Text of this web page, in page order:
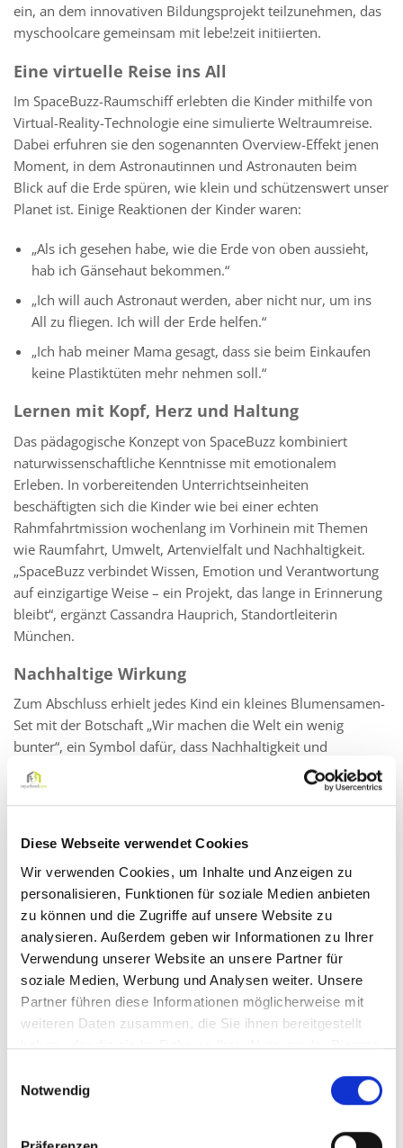
Diese Webseite verwendet Cookies
Wir verwenden Cookies, um Inhalte und Anzeigen zu
personalisieren, Funktionen für soziale Medien anbieten
zu können und die Zugriffe auf unsere Website zu
analysieren. Außerdem geben wir Informationen zu Ihrer
Verwendung unserer Website an unsere Partner für
soziale Medien, Werbung und Analysen weiter. Unsere
Partner führen diese Informationen möglicherweise mit
weiteren Daten zusammen, die Sie ihnen bereitgestellt
haben oder die sie im Rahmen Ihrer Nutzung der Dienste
Notwendig
ein, an dem innovativen Bildungsprojekt teilzunehmen, das
myschoolcare gemeinsam mit lebe!zeit initiierten.
Eine virtuelle Reise ins All
Im SpaceBuzz-Raumschiff erlebten die Kinder mithilfe von
Virtual-Reality-Technologie eine simulierte Weltraumreise.
Dabei erfuhren sie den sogenannten Overview-Effekt jenen
Moment, in dem Astronautinnen und Astronauten beim
Blick auf die Erde spüren, wie klein und schützenswert unser
Planet ist. Einige Reaktionen der Kinder waren:
„Als ich gesehen habe, wie die Erde von oben aussieht,
hab ich Gänsehaut bekommen.“
„Ich will auch Astronaut werden, aber nicht nur, um ins
All zu fliegen. Ich will der Erde helfen.“
„Ich hab meiner Mama gesagt, dass sie beim Einkaufen
keine Plastiktüten mehr nehmen soll.“
Lernen mit Kopf, Herz und Haltung
Das pädagogische Konzept von SpaceBuzz kombiniert
naturwissenschaftliche Kenntnisse mit emotionalem
Erleben. In vorbereitenden Unterrichtseinheiten
beschäftigten sich die Kinder wie bei einer echten
Rahmfahrtmission wochenlang im Vorhinein mit Themen
wie Raumfahrt, Umwelt, Artenvielfalt und Nachhaltigkeit.
„SpaceBuzz verbindet Wissen, Emotion und Verantwortung
auf einzigartige Weise – ein Projekt, das lange in Erinnerung
bleibt“, ergänzt Cassandra Hauprich, Standortleiterin
München.
Nachhaltige Wirkung
Zum Abschluss erhielt jedes Kind ein kleines Blumensamen-
Set mit der Botschaft „Wir machen die Welt ein wenig
bunter“, ein Symbol dafür, dass Nachhaltigkeit und
Verantwortung weiterleben, auch wenn das Raumschiff
längst gelandet ist.
mitgenommen haben, sondern ein echtes Bewusstsein für
unsere Erde“, sagt Anne Mittelstädt, Standortleiterin von
myschoolcare Leipzig.
Ein Projekt, das verbindet
Möglich wurde SpaceBuzz durch die Unterstützung
zahlreicher Sponsoren, Unternehmen und Privatpersonen,
die sich für inklusive Bildung und innovative Lernformate
engagieren. Das Projekt zeigt eindrucksvoll, wie sich
moderne Technologie, pädagogische Konzepte und
Bildungserlebnis verbinden lassen. Ein herzliches
außergewöhnliche Erfahrung für unsere Kinder möglich